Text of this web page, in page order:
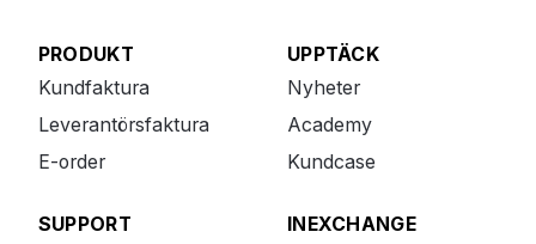
PRODUKT
Kundfaktura
Leverantörsfaktura
E-order
UPPTÄCK
Nyheter
Academy
Kundcase
SUPPORT
INEXCHANGE